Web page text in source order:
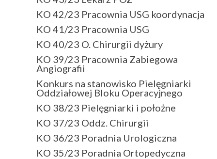
KO 42/23 Pracownia USG koordynacja
KO 41/23 Pracownia USG
KO 40/23 O. Chirurgii dyżury
KO 39/23 Pracownia Zabiegowa
Angiografii
Konkurs na stanowisko Pielęgniarki
Oddziałowej Bloku Operacyjnego
KO 38/23 Pielęgniarki i położne
KO 37/23 Oddz. Chirurgii
KO 36/23 Poradnia Urologiczna
KO 35/23 Poradnia Ortopedyczna